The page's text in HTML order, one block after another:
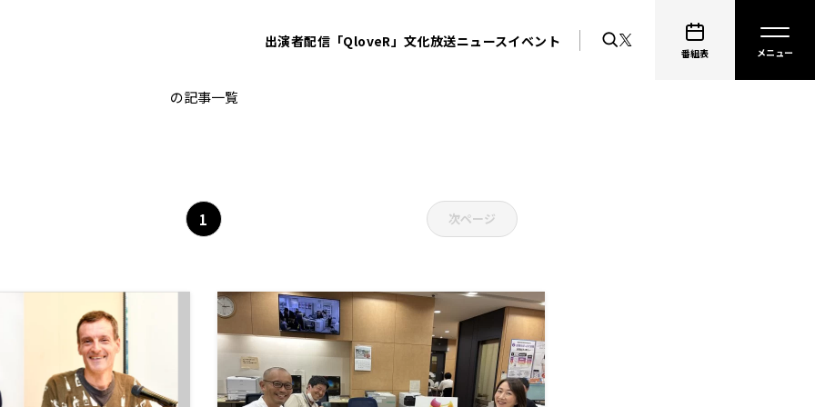
出演者配信「QloveR」文化放送ニュースイベント
番組表
能登半島地震
の記事一覧
1 次ページ